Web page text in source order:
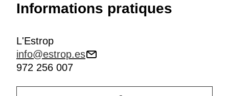
Informations pratiques
L'Estrop
info@estrop.es
972 256 007